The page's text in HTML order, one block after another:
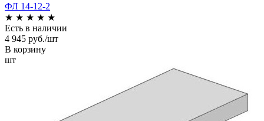
ФЛ 14-12-2
★ ★ ★ ★ ★
Есть в наличии
4 945 руб./шт
В корзину
шт